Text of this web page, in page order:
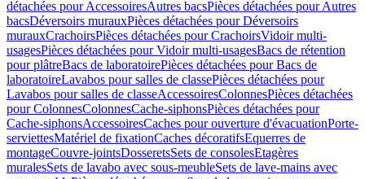
détachées pour AccessoiresAutres bacsPièces détachées pour Autres
bacsDéversoirs murauxPièces détachées pour Déversoirs
murauxCrachoirsPièces détachées pour CrachoirsVidoir multi-
usagesPièces détachées pour Vidoir multi-usagesBacs de rétention
pour plâtreBacs de laboratoirePièces détachées pour Bacs de
laboratoireLavabos pour salles de classePièces détachées pour
Lavabos pour salles de classeAccessoiresColonnesPièces détachées
pour ColonnesColonnesCache-siphonsPièces détachées pour
Cache-siphonsAccessoiresCaches pour ouverture d'évacuationPorte-
serviettesMatériel de fixationCaches décoratifsEquerres de
montageCouvre-jointsDosseretsSets de consolesEtagères
muralesSets de lavabo avec sous-meubleSets de lave-mains avec